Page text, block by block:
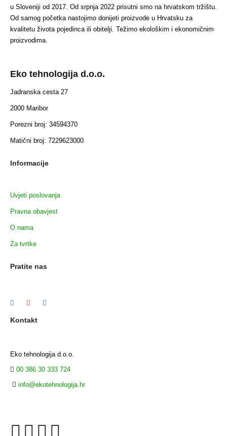
u Sloveniji od 2017. Od srpnja 2022 prisutni smo na hrvatskom tržištu.
Od samog početka nastojimo donijeti proizvode u Hrvatsku za
kvalitetu života pojedinca ili obitelji. Težimo ekološkim i ekonomičnim
proizvodima.
Eko tehnologija d.o.o.
Jadranska cesta 27
2000 Maribor
Porezni broj: 34594370
Matični broj: 7229623000
Informacije
Uvjeti poslovanja
Pravna obavjest
O nama
Za tvrtke
Pratite nas
Kontakt
Eko tehnologija d.o.o.
00 386 30 333 724
info@ekotehnologija.hr